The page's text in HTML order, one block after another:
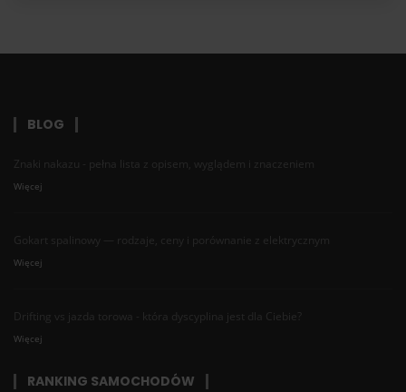
BLOG
Znaki nakazu - pełna lista z opisem, wyglądem i znaczeniem
Więcej
Gokart spalinowy — rodzaje, ceny i porównanie z elektrycznym
Więcej
Drifting vs jazda torowa - która dyscyplina jest dla Ciebie?
Więcej
RANKING SAMOCHODÓW